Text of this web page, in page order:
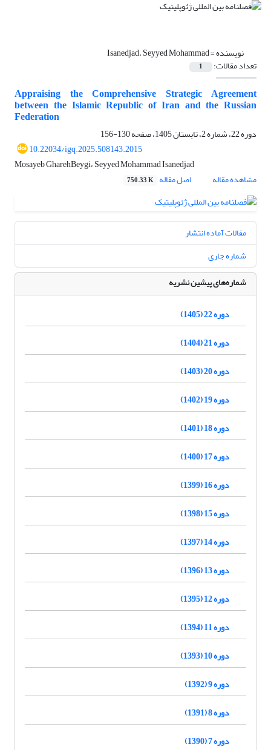
نویسنده =Isanedjad، Seyyed Mohammad
تعداد مقالات: 1
Appraising the Comprehensive Strategic Agreement
between the Islamic Republic of Iran and the Russian
Federation
دوره 22، شماره 2، تابستان 1405، صفحه
130-156
10.22034/igq.2025.508143.2015
Mosayeb GharehBeygi، Seyyed Mohammad Isanedjad
مشاهده مقاله
اصل مقاله 750.33 K
مقالات آماده انتشار
شماره جاری
شماره‌های پیشین نشریه
دوره 22 (1405)
دوره 21 (1404)
دوره 20 (1403)
دوره 19 (1402)
دوره 18 (1401)
دوره 17 (1400)
دوره 16 (1399)
دوره 15 (1398)
دوره 14 (1397)
دوره 13 (1396)
دوره 12 (1395)
دوره 11 (1394)
دوره 10 (1393)
دوره 9 (1392)
دوره 8 (1391)
دوره 7 (1390)